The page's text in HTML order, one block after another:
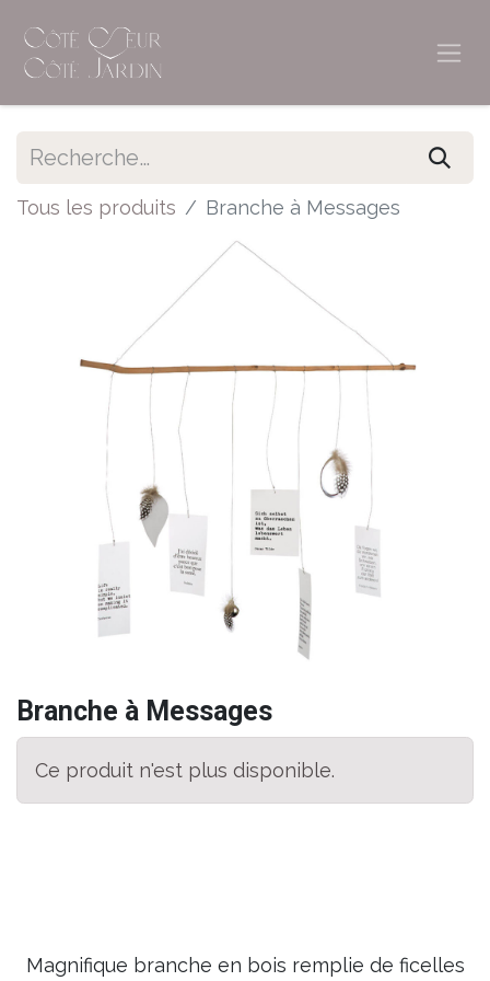
Tous les produits Branche à Messages
Branche à Messages
Ce produit n'est plus disponible.
Magnifique branche en bois remplie de ficelles